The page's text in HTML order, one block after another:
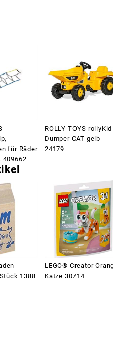
für Räder
409662
ROLLY TOYS rollyKid
Dumper CAT gelb
24179
1388
LEGO® Creator
Katze 30714